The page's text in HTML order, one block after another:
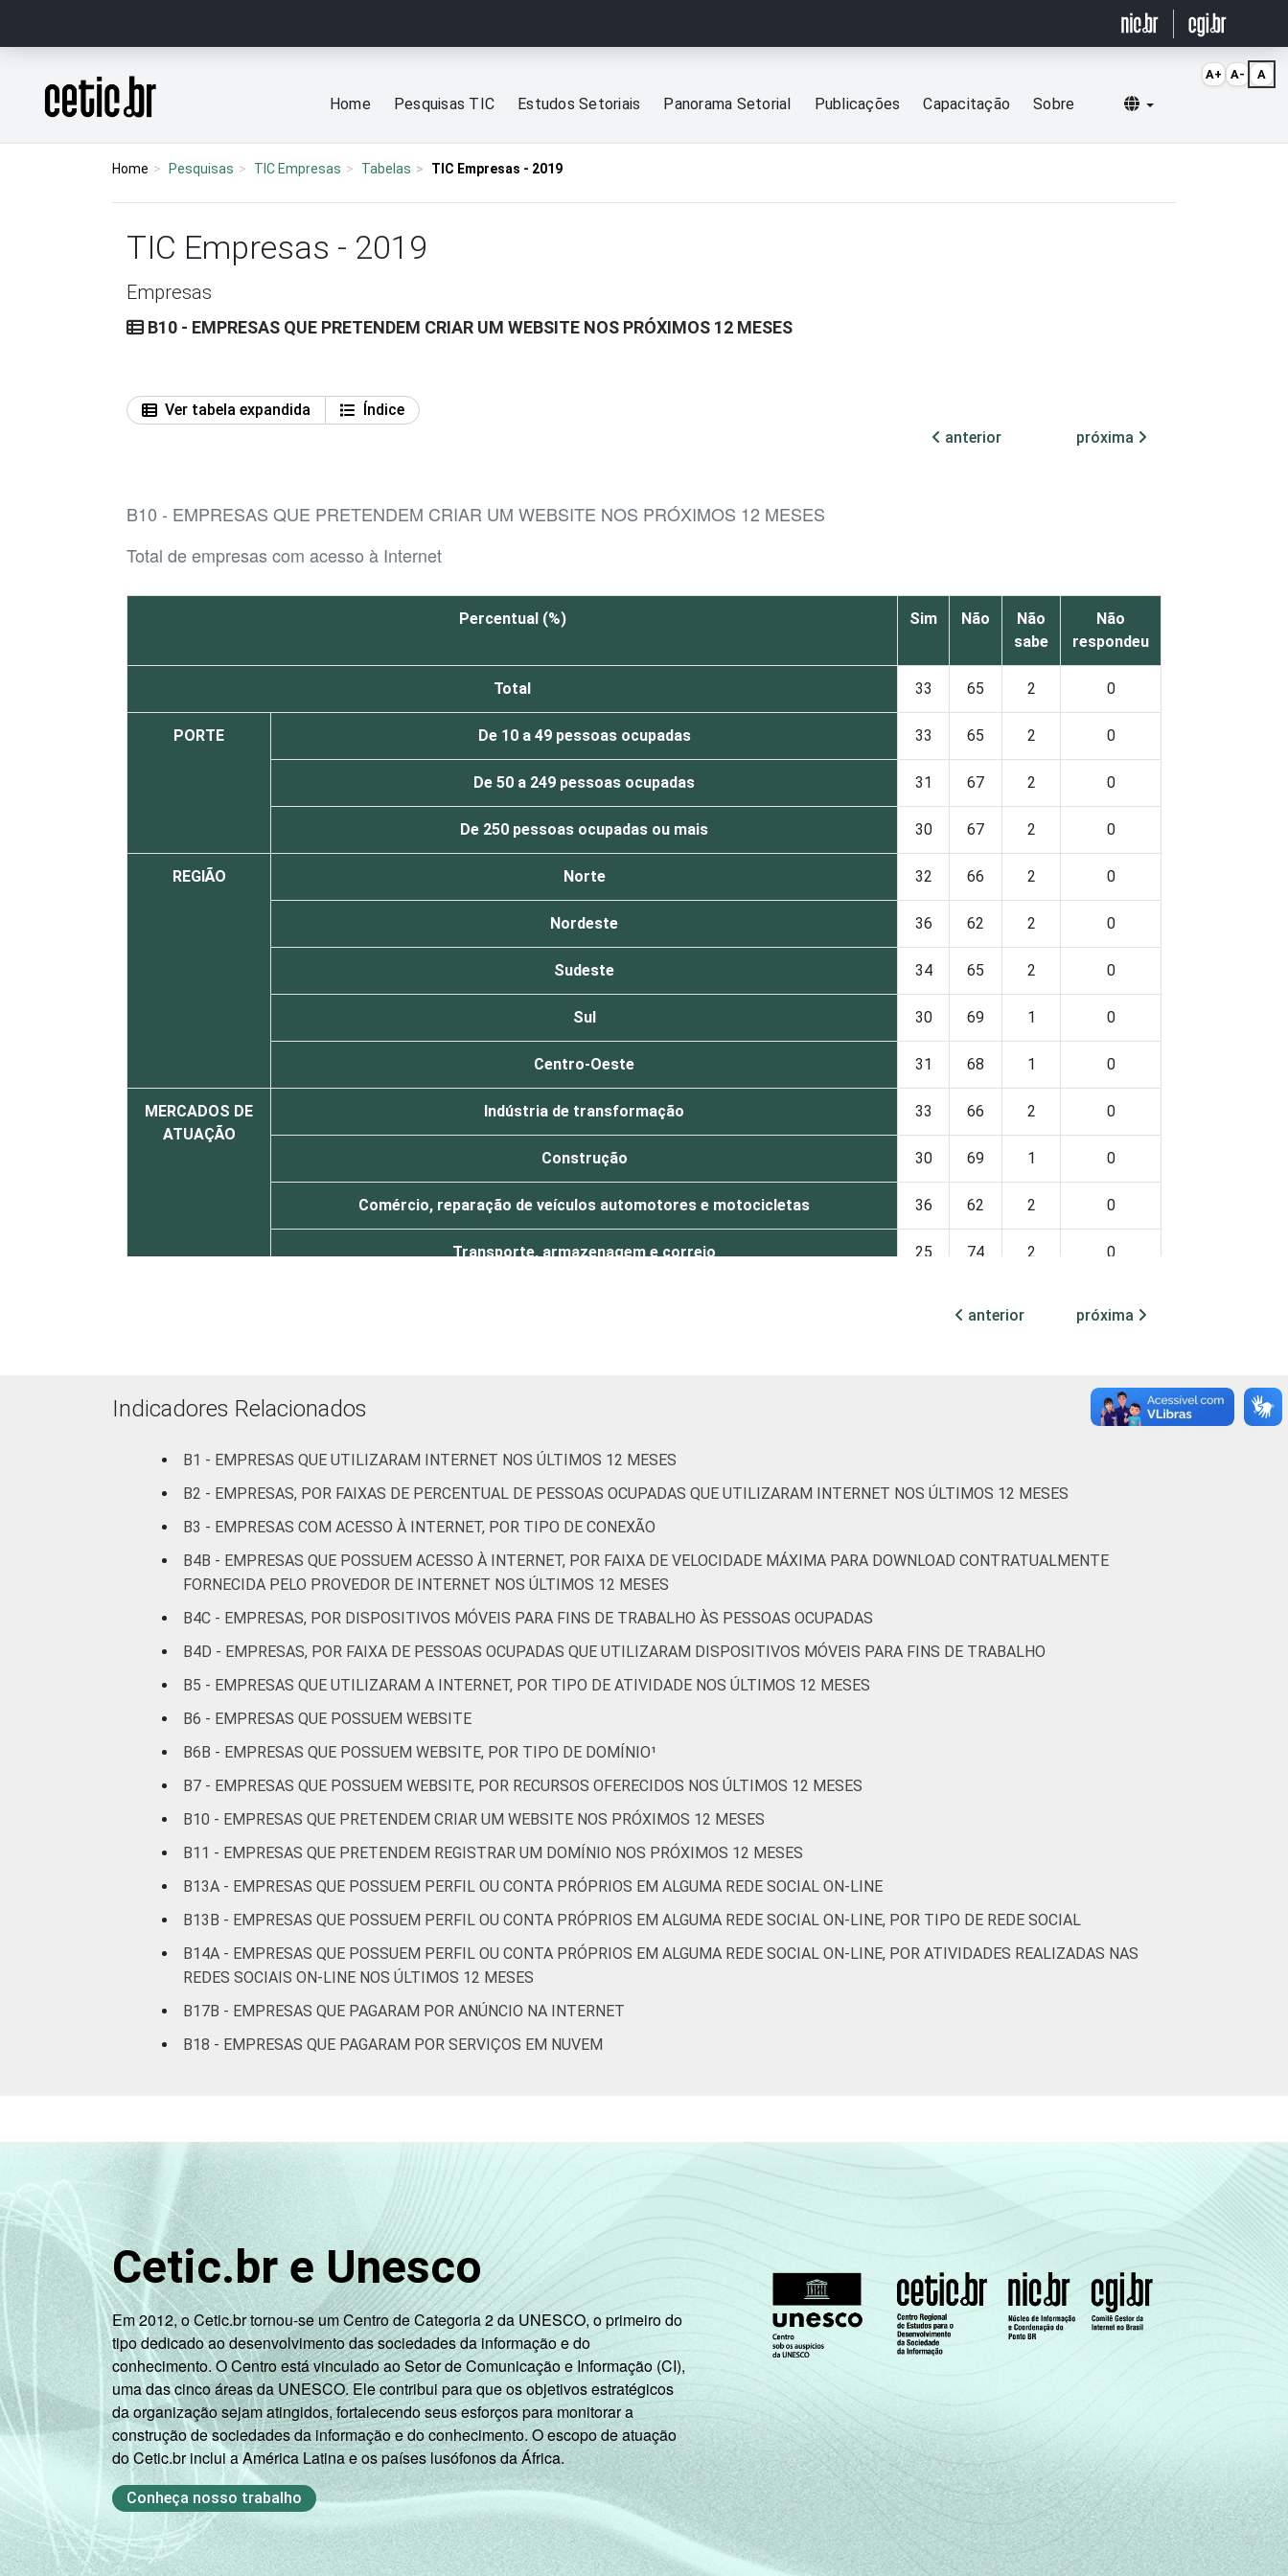
Página inicial
Home Pesquisas TIC Estudos Setoriais Panorama Setorial Publicações Capacitação Sobre Selecionar idioma
Home Pesquisas TIC Empresas Tabelas TIC Empresas - 2019
TIC Empresas - 2019
Empresas
B10 - EMPRESAS QUE PRETENDEM CRIAR UM WEBSITE NOS PRÓXIMOS 12 MESES
Ver tabela expandida
Índice
anterior
próxima
B10 - EMPRESAS QUE PRETENDEM CRIAR UM WEBSITE NOS PRÓXIMOS 12 MESES
Total de empresas com acesso à Internet
Percentual (%) Sim Não
Não
sabe
Não
respondeu
Total 33 65 2 0
PORTE De 10 a 49 pessoas ocupadas 33 65 2 0
De 50 a 249 pessoas ocupadas 31 67 2 0
De 250 pessoas ocupadas ou mais 30 67 2 0
REGIÃO Norte 32 66 2 0
Nordeste 36 62 2 0
Sudeste 34 65 2 0
Sul 30 69 1 0
Centro-Oeste 31 68 1 0
MERCADOS DE
ATUAÇÃO
Indústria de transformação 33 66 2 0
Construção 30 69 1 0
Comércio, reparação de veículos automotores e motocicletas 36 62 2 0
Transporte, armazenagem e correio 25 74 2 0
1
Artes, cultura, esporte e recreação, outras atividades de serviços
Fonte: CGI.br/NIC.br, Centro Regional de Estudos para o Desenvolvimento da Sociedade da Informação (Cetic.br), Pesquisa sobre o uso das
tecnologias de informação e comunicação nas empresas brasileiras - TIC Empresas 2019.
anterior próxima
Indicadores Relacionados
B1 - EMPRESAS QUE UTILIZARAM INTERNET NOS ÚLTIMOS 12 MESES
B2 - EMPRESAS, POR FAIXAS DE PERCENTUAL DE PESSOAS OCUPADAS QUE UTILIZARAM INTERNET NOS ÚLTIMOS 12 MESES
B3 - EMPRESAS COM ACESSO À INTERNET, POR TIPO DE CONEXÃO
B4B - EMPRESAS QUE POSSUEM ACESSO À INTERNET, POR FAIXA DE VELOCIDADE MÁXIMA PARA DOWNLOAD CONTRATUALMENTE
FORNECIDA PELO PROVEDOR DE INTERNET NOS ÚLTIMOS 12 MESES
B4C - EMPRESAS, POR DISPOSITIVOS MÓVEIS PARA FINS DE TRABALHO ÀS PESSOAS OCUPADAS
B4D - EMPRESAS, POR FAIXA DE PESSOAS OCUPADAS QUE UTILIZARAM DISPOSITIVOS MÓVEIS PARA FINS DE TRABALHO
B5 - EMPRESAS QUE UTILIZARAM A INTERNET, POR TIPO DE ATIVIDADE NOS ÚLTIMOS 12 MESES
B6 - EMPRESAS QUE POSSUEM WEBSITE
B6B - EMPRESAS QUE POSSUEM WEBSITE, POR TIPO DE DOMÍNIO¹
B7 - EMPRESAS QUE POSSUEM WEBSITE, POR RECURSOS OFERECIDOS NOS ÚLTIMOS 12 MESES
B10 - EMPRESAS QUE PRETENDEM CRIAR UM WEBSITE NOS PRÓXIMOS 12 MESES
B11 - EMPRESAS QUE PRETENDEM REGISTRAR UM DOMÍNIO NOS PRÓXIMOS 12 MESES
B13A - EMPRESAS QUE POSSUEM PERFIL OU CONTA PRÓPRIOS EM ALGUMA REDE SOCIAL ON-LINE
B13B - EMPRESAS QUE POSSUEM PERFIL OU CONTA PRÓPRIOS EM ALGUMA REDE SOCIAL ON-LINE, POR TIPO DE REDE SOCIAL
B14A - EMPRESAS QUE POSSUEM PERFIL OU CONTA PRÓPRIOS EM ALGUMA REDE SOCIAL ON-LINE, POR ATIVIDADES REALIZADAS NAS
REDES SOCIAIS ON-LINE NOS ÚLTIMOS 12 MESES
B17B - EMPRESAS QUE PAGARAM POR ANÚNCIO NA INTERNET
B18 - EMPRESAS QUE PAGARAM POR SERVIÇOS EM NUVEM
Cetic.br e Unesco
Em 2012, o Cetic.br tornou-se um Centro de Categoria 2 da UNESCO, o primeiro do
tipo dedicado ao desenvolvimento das sociedades da informação e do
conhecimento. O Centro está vinculado ao Setor de Comunicação e Informação (CI),
uma das cinco áreas da UNESCO. Ele contribui para que os objetivos estratégicos
da organização sejam atingidos, fortalecendo seus esforços para monitorar a
construção de sociedades da informação e do conhecimento. O escopo de atuação
do Cetic.br inclui a América Latina e os países lusófonos da África.
Conheça nosso trabalho
A+ A- A